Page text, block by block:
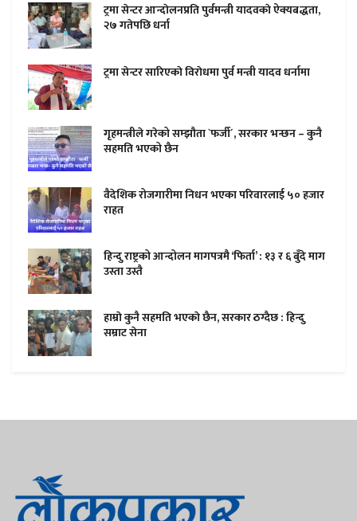
ट्रमा सेन्टर आन्दाेलनप्रति पुर्वमन्त्री यादवकाे ऐक्यबद्धता,
२७ गतेपछि धर्ना
ट्रमा सेन्टर सारिएकाे विराेधमा पुर्व मन्त्री यादव धर्नामा
गृहमन्त्रीले गरेको सम्झौता `फर्जी´, सरकार भन्छन – कुनै
सहमति भएको छैन
वैदेशिक रोजगारीमा निधन भएका परिवारलाई ५० हजार
राहत
हिन्दु राष्ट्रको आन्दोलन मागपत्रमै ‘फिर्ता’ : १३ र ६ बुँदे माग
उस्ता उस्तै
हाम्राे कुनै सहमति भएकाे छैन, सरकार ठग्दैछ : हिन्दु
सम्राट सेना